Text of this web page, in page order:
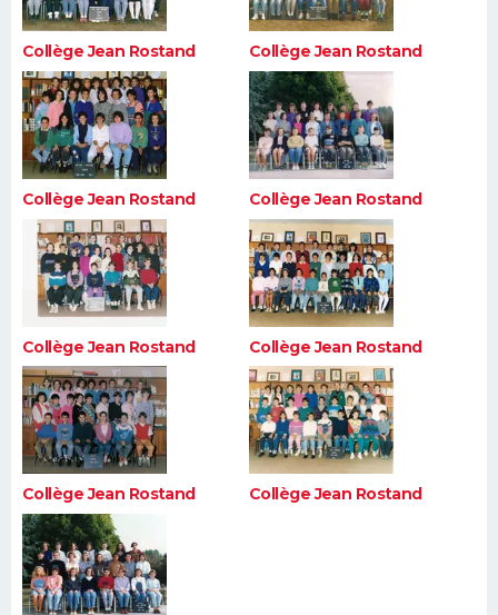
Collège Jean Rostand Collège Jean Rostand
Collège Jean Rostand Collège Jean Rostand
Collège Jean Rostand Collège Jean Rostand
Collège Jean Rostand Collège Jean Rostand